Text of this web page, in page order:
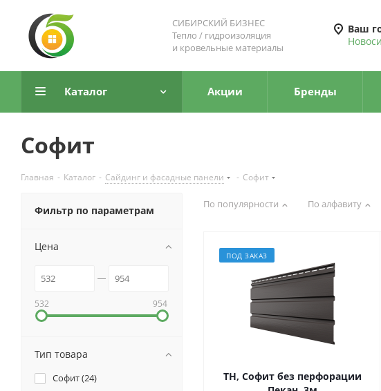
СИБИРСКИЙ БИЗНЕС
Тепло / гидроизоляция
и кровельные материалы
Ваш
Каталог Акции Бренды
Софит
Главная - Каталог - Сайдинг и фасадные панели - Софит
По популярности По алфавиту
ПОД ЗАКАЗ
ТН, Софит без перфорации
Фильтр по параметрам
Цена
532 954
Тип товара
Софит (24)